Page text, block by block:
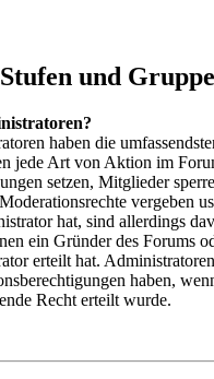
und
haben die
jede Art von Aktion im
setzen, Mitglieder
vergeben
hat, sind allerdings
ein Gründer des Forums
erteilt hat.
haben,
Recht erteilt wurde.